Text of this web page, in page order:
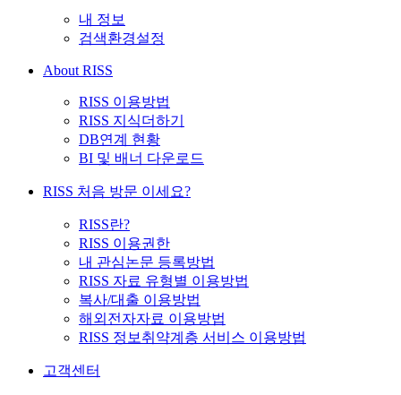
내 정보
검색환경설정
About RISS
RISS 이용방법
RISS 지식더하기
DB연계 현황
BI 및 배너 다운로드
RISS 처음 방문 이세요?
RISS란?
RISS 이용권한
내 관심논문 등록방법
RISS 자료 유형별 이용방법
복사/대출 이용방법
해외전자자료 이용방법
RISS 정보취약계층 서비스 이용방법
고객센터